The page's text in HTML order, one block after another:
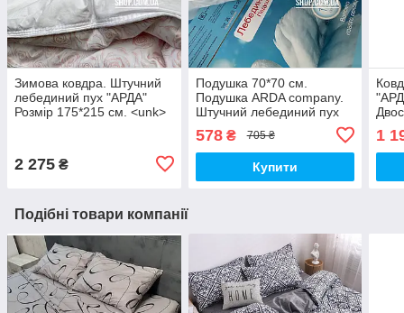
Зимова ковдра. Штучний
лебединий пух "АРДА"
Розмір 175*215 см. <unk>
2 275 ₴
Подушка 70*70 см.
Подушка ARDA company.
Штучний лебединий пух
578₴ 705 ₴
Купити
1
Подібні товари компанії